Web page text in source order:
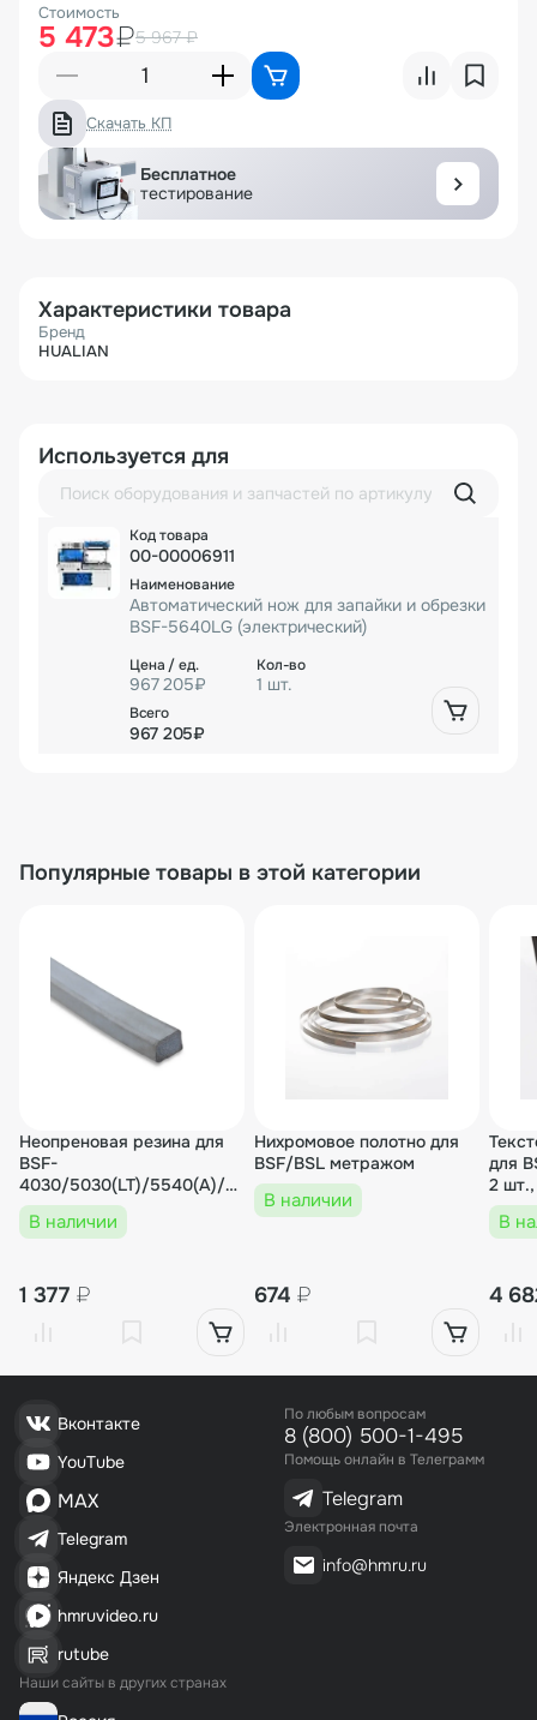
Стоимость
5 473₽5 967 ₽
Скачать КП
Бесплатное
тестирование
Характеристики товара
Бренд
HUALIAN
Используется для
00-00006911
Автоматический нож для запайки и обрезки
BSF-5640LG (электрический)
967 205₽ 1 шт.
967 205₽
Популярные товары в этой категории
Неопреновая резина для
BSF-
4030/5030(LT)/5540(А)/7060,
BSL (метражом)
В наличии
1 377 ₽
Нихромовое полотно для
BSF/BSL метражом
В наличии
674 ₽
для
В
4
Вконтакте
YouTube
MAX
Telegram
Яндекс Дзен
hmruvideo.ru
rutube
Наши сайты в других странах
По любым вопросам
8 (800) 500-1-495
Помощь онлайн в Телеграмм
Telegram
Электронная почта
info@hmru.ru